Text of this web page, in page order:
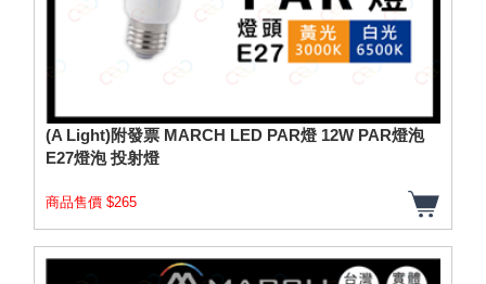
(A Light)附發票 MARCH LED PAR燈 12W PAR燈泡
E27燈泡 投射燈
商品售價 $265